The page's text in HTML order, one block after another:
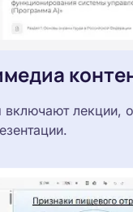
включают лекции,